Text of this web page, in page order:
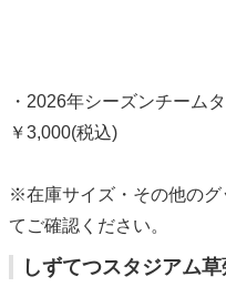
・2026年シーズンチーム
￥3,000(税込)
※在庫サイズ・その他のグ
てご確認ください。
しずてつスタジアム